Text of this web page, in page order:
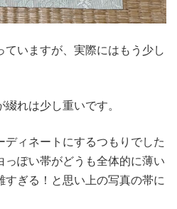
いますが、実際にはもう少し
れは少し重いです。
ィネートにするつもりでした
っぽい帯がどうも全体的に薄い
ぎる！と思い上の写真の帯に